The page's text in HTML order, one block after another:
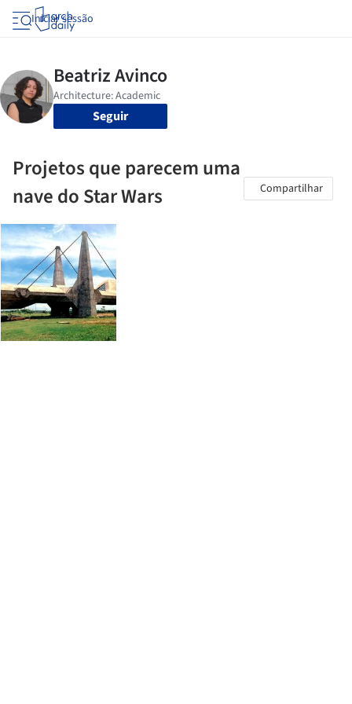
Iniciar sessão
Seguir
Projetos que parecem uma
nave do Star Wars
Compartilhar